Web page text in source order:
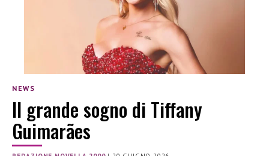
NEWS
Il grande sogno di Tiffany
Guimarães